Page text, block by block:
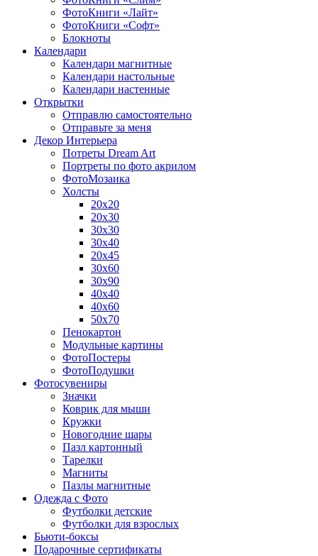
ФотоКниги «Лайт»
ФотоКниги «Софт»
Блокноты
Календари
Календари магнитные
Календари настольные
Календари настенные
Открытки
Отправлю самостоятельно
Отправьте за меня
Декор Интерьера
Потреты Dream Art
Портреты по фото акрилом
ФотоМозаика
Холсты
20х20
20х30
30х30
30х40
20х45
30х60
30х90
40х40
40х60
50х70
Пенокартон
Модульные картины
ФотоПостеры
ФотоПодушки
Фотоcувениры
Значки
Коврик для мыши
Кружки
Новогодние шары
Пазл картонный
Тарелки
Магниты
Пазлы магнитные
Одежда с Фото
Футболки детские
Футболки для взрослых
Бьюти-боксы
Подарочные сертификаты